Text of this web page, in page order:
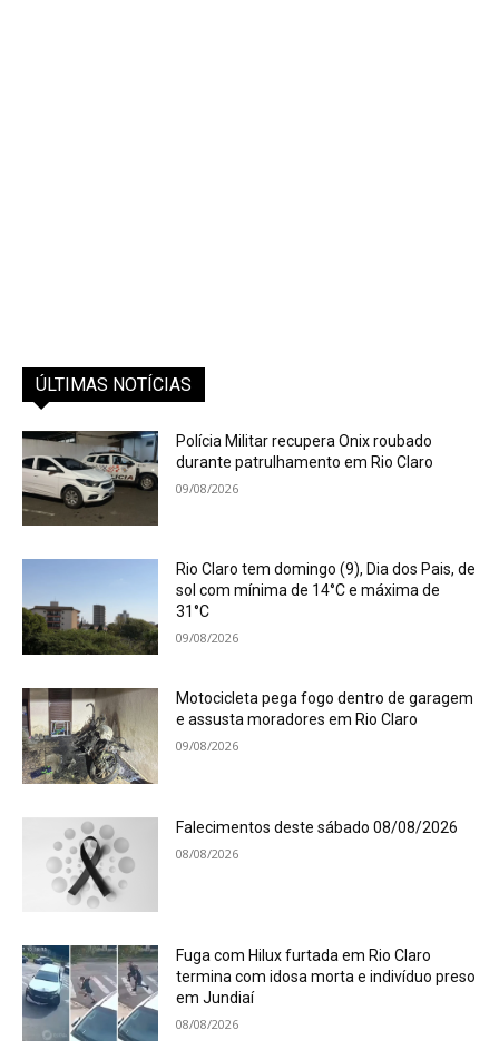
ÚLTIMAS NOTÍCIAS
Polícia Militar recupera Onix roubado
durante patrulhamento em Rio Claro
09/08/2026
Rio Claro tem domingo (9), Dia dos Pais, de
sol com mínima de 14°C e máxima de
31°C
09/08/2026
Motocicleta pega fogo dentro de garagem
e assusta moradores em Rio Claro
09/08/2026
Falecimentos deste sábado 08/08/2026
08/08/2026
Fuga com Hilux furtada em Rio Claro
termina com idosa morta e indivíduo preso
em Jundiaí
08/08/2026